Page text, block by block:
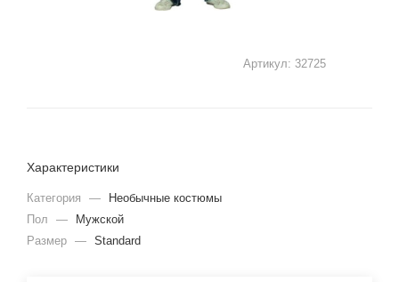
Артикул: 32725
Характеристики
Категория —
Необычные костюмы
Пол
—
Мужской
Размер — Standard